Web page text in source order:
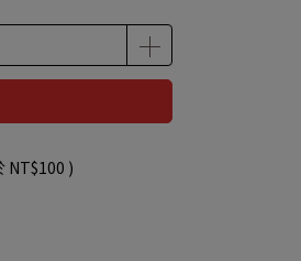
NT$100 )